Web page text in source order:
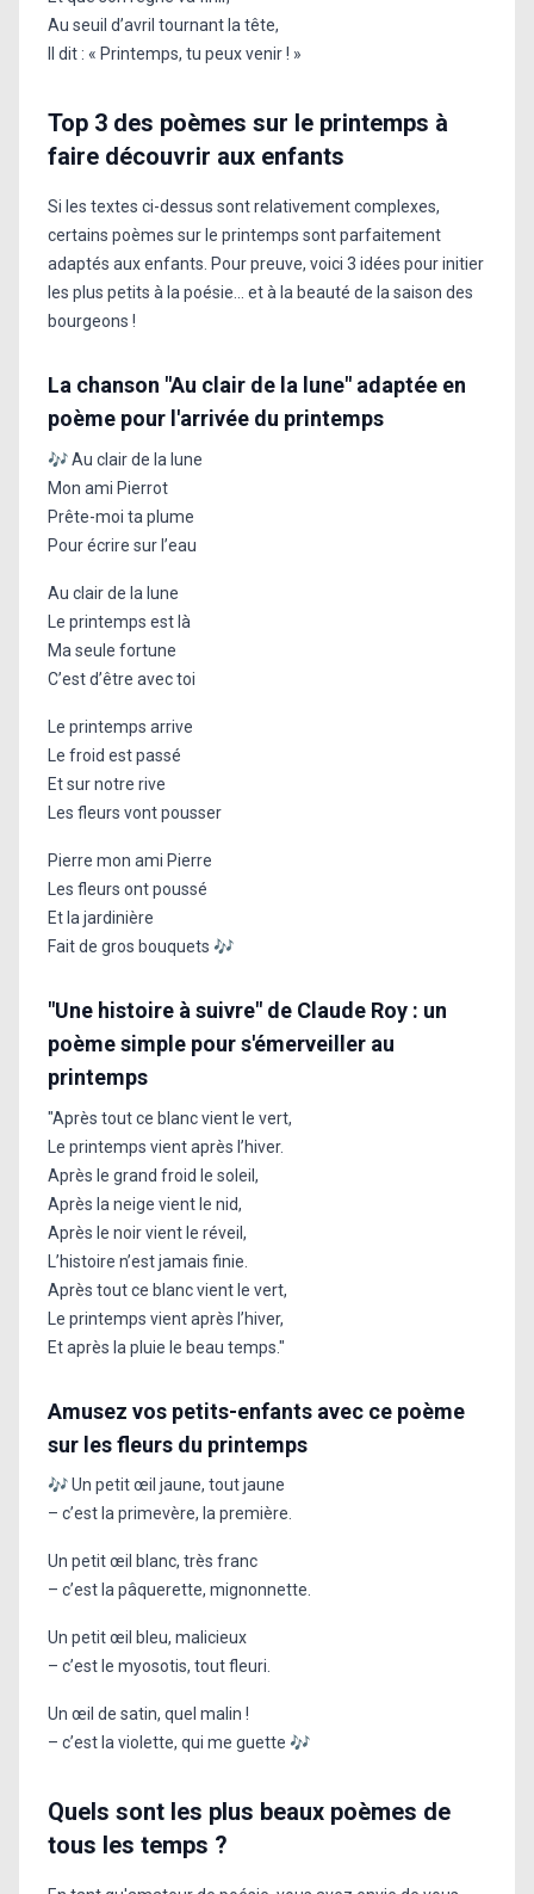
Au seuil d’avril tournant la tête,
II dit : « Printemps, tu peux venir ! »
Top 3 des poèmes sur le printemps à
faire découvrir aux enfants
Si les textes ci-dessus sont relativement complexes,
certains poèmes sur le printemps sont parfaitement
adaptés aux enfants. Pour preuve, voici 3 idées pour initier
les plus petits à la poésie... et à la beauté de la saison des
bourgeons !
La chanson "Au clair de la lune" adaptée en
poème pour l'arrivée du printemps
🎶 Au clair de la lune
Mon ami Pierrot
Prête-moi ta plume
Pour écrire sur l’eau
Au clair de la lune
Le printemps est là
Ma seule fortune
C’est d’être avec toi
Le printemps arrive
Le froid est passé
Et sur notre rive
Les fleurs vont pousser
Pierre mon ami Pierre
Les fleurs ont poussé
Et la jardinière
Fait de gros bouquets 🎶
"Une histoire à suivre" de Claude Roy : un
poème simple pour s'émerveiller au
printemps
"Après tout ce blanc vient le vert,
Le printemps vient après l’hiver.
Après le grand froid le soleil,
Après la neige vient le nid,
Après le noir vient le réveil,
L’histoire n’est jamais finie.
Après tout ce blanc vient le vert,
Le printemps vient après l’hiver,
Et après la pluie le beau temps."
Amusez vos petits-enfants avec ce poème
sur les fleurs du printemps
🎶 Un petit œil jaune, tout jaune
– c’est la primevère, la première.
Un petit œil blanc, très franc
– c’est la pâquerette, mignonnette.
Un petit œil bleu, malicieux
– c’est le myosotis, tout fleuri.
Un œil de satin, quel malin !
– c’est la violette, qui me guette 🎶
Quels sont les plus beaux poèmes de
tous les temps ?